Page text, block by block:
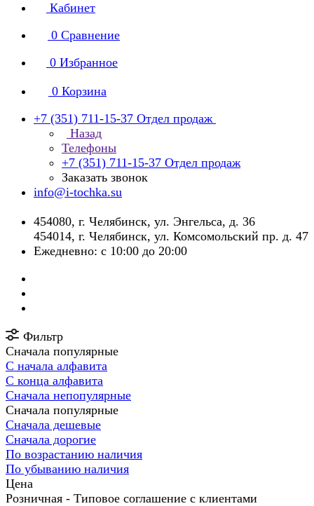
Кабинет
0 Сравнение
0 Избранное
0 Корзина
+7 (351) 711-15-37 Отдел продаж
Назад
Телефоны
+7 (351) 711-15-37 Отдел продаж
Заказать звонок
info@i-tochka.su
​454080, г. Челябинск, ул. Энгельса, д. 36
454014, г. Челябинск, ул. Комсомольский пр. д. 47
Ежедневно: с 10:00 до 20:00
Фильтр
Сначала популярные
С начала алфавита
С конца алфавита
Сначала непопулярные
Сначала популярные
Сначала дешевые
Сначала дорогие
По возрастанию наличия
По убыванию наличия
Цена
Розничная - Типовое соглашение с клиентами